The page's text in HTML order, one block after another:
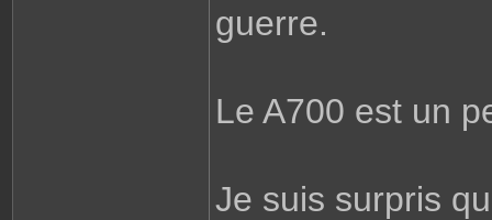
guerre.
Le A700 est un
Je suis surpris